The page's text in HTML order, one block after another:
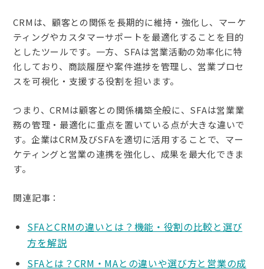
CRMは、顧客との関係を長期的に維持・強化し、マーケ
ティングやカスタマーサポートを最適化することを目的
としたツールです。一方、SFAは営業活動の効率化に特
化しており、商談履歴や案件進捗を管理し、営業プロセ
スを可視化・支援する役割を担います。
つまり、CRMは顧客との関係構築全般に、SFAは営業業
務の管理・最適化に重点を置いている点が大きな違いで
す。企業はCRM及びSFAを適切に活用することで、マー
ケティングと営業の連携を強化し、成果を最大化できま
す。
関連記事：
SFAとCRMの違いとは？機能・役割の比較と選び
方を解説
SFAとは？CRM・MAとの違いや選び方と営業の成